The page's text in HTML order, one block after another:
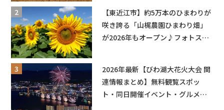
【東近江市】約5万本のひまわりが
咲き誇る「山梶農園ひまわり畑」
が2026年もオープン♪フォトスポ
2026年最新【びわ湖大花火大会 関
連情報まとめ】無料観覧スポッ
ト・同日開催イベント・グルメマ